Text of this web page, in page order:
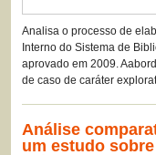
Analisa o processo de
Interno do Sistema de
aprovado em 2009.
de caso de caráter
Análise
um estudo